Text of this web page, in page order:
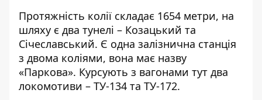
Протяжність колії складає 1654 метри, на
шляху є два тунелі – Козацький та
Січеславський. Є одна залізнична станція
з двома коліями, вона має назву
«Паркова». Курсують з вагонами тут два
локомотиви – ТУ-134 та ТУ-172.